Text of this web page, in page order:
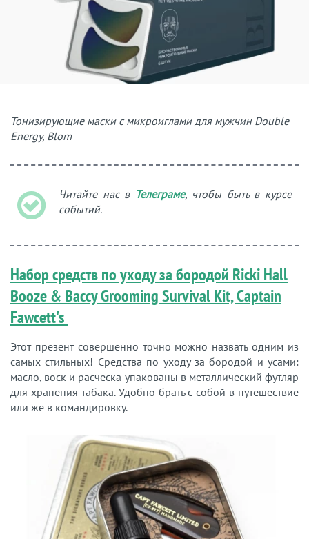
Тонизирующие маски с микроиглами для мужчин Double
Energy, Blom
Читайте нас в Телеграме, чтобы быть в курсе
событий.
Набор средств по уходу за бородой Ricki Hall
Booze & Baccy Grooming Survival Kit, Captain
Fawcett's
Этот презент совершенно точно можно назвать одним из
самых стильных! Средства по уходу за бородой и усами:
масло, воск и расческа упакованы в металлический футляр
для хранения табака. Удобно брать с собой в путешествие
или же в командировку.